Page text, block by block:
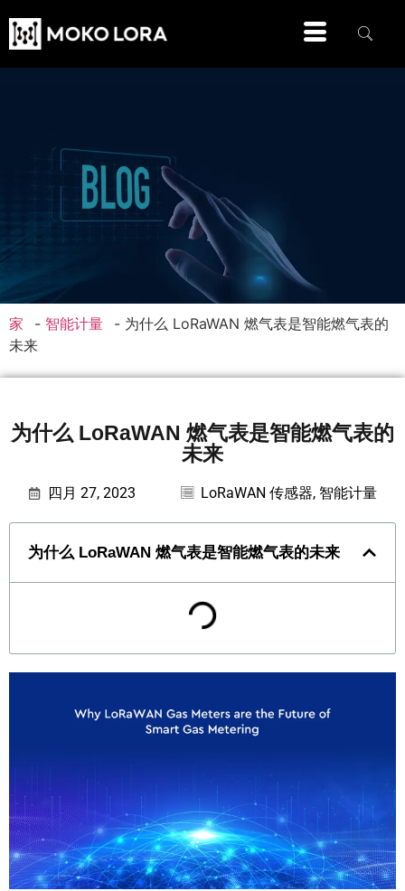
家 - 智能计量 - 为什么 LoRaWAN 燃气表是智能燃气表的
未来
为什么 LoRaWAN 燃气表是智能燃气表的
未来
四月 27, 2023 LoRaWAN 传感器, 智能计量
为什么 LoRaWAN 燃气表是智能燃气表的未来